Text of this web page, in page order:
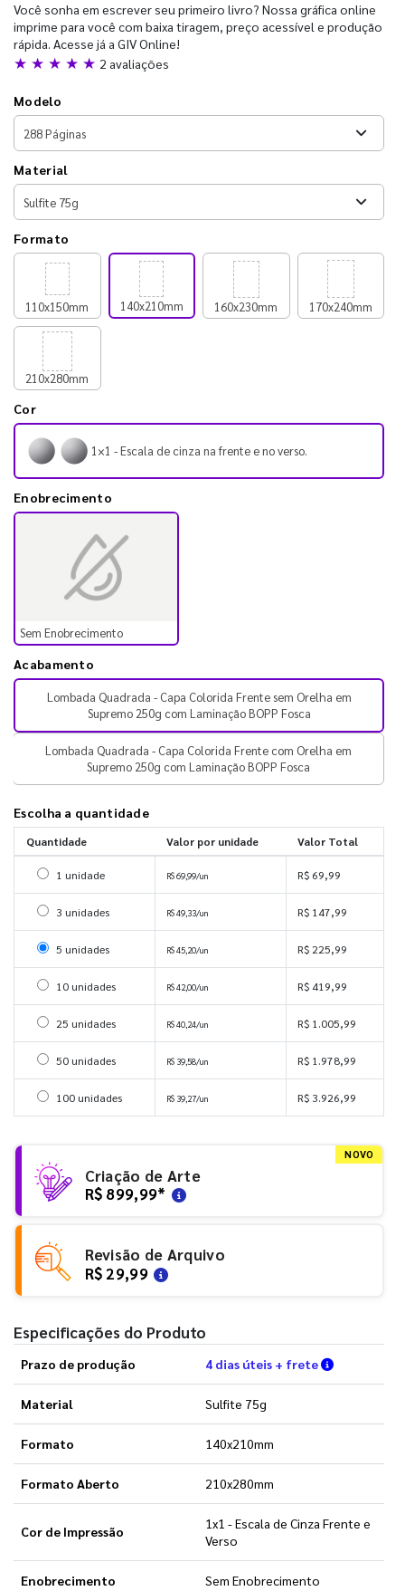
Você sonha em escrever seu primeiro livro? Nossa gráfica online
imprime para você com baixa tiragem, preço acessível e produção
rápida. Acesse já a GIV Online!
★ ★ ★ ★ ★ 2 avaliações
Modelo
Material
Formato
110x150mm 140x210mm 160x230mm 170x240mm
210x280mm
Cor
1×1 - Escala de cinza na frente e no verso.
Enobrecimento
Sem Enobrecimento
Acabamento
Lombada Quadrada - Capa Colorida Frente sem Orelha em
Supremo 250g com Laminação BOPP Fosca
Lombada Quadrada - Capa Colorida Frente com Orelha em
Supremo 250g com Laminação BOPP Fosca
Escolha a quantidade
Quantidade Valor por unidade Valor Total
Selecionar 1 unidade
1 unidade R$ 69,99/un R$ 69,99
Selecionar 3 unidades
3 unidades R$ 49,33/un R$ 147,99
Selecionar 5 unidades
5 unidades R$ 45,20/un R$ 225,99
Selecionar 10 unidades
10 unidades R$ 42,00/un R$ 419,99
Selecionar 25 unidades
25 unidades R$ 40,24/un R$ 1.005,99
Selecionar 50 unidades
50 unidades R$ 39,58/un R$ 1.978,99
Selecionar 100 unidades
100 unidades R$ 39,27/un R$ 3.926,99
NOVO
Criação de Arte
R$ 899,99*
Revisão de Arquivo
R$ 29,99
Especificações do Produto
Prazo de produção 4 dias úteis + frete Verifique
Material Sulfite 75g
Formato 140x210mm
Formato Aberto 210x280mm
Cor de Impressão
1x1 - Escala de Cinza Frente e
Verso
Enobrecimento Sem Enobrecimento